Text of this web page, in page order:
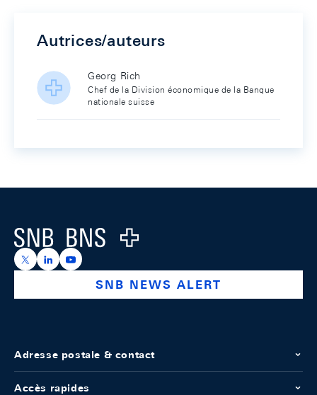
Autrices/auteurs
Georg Rich
Chef de la Division économique de la Banque
nationale suisse
Logo
https://x.com/snb_bns
https://ch.linkedin.com/company/swiss-national-
https://www.youtube.com/@swissnationalbank
SNB NEWS ALERT
Adresse postale & contact
Accès rapides